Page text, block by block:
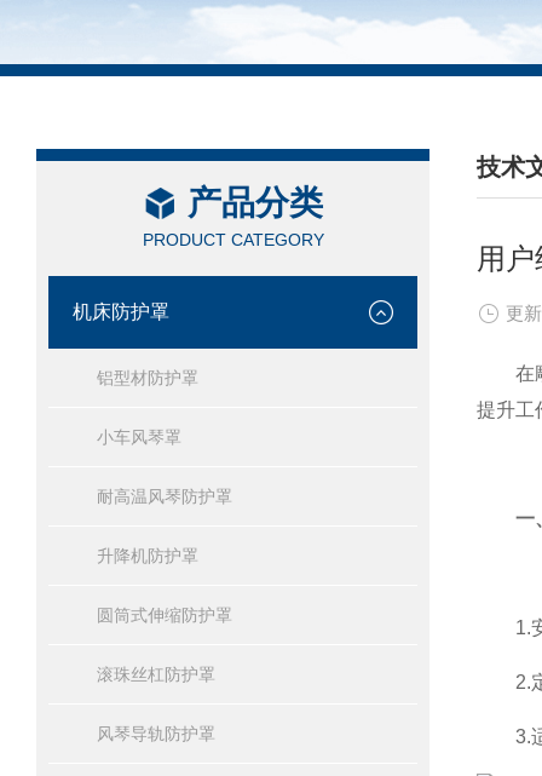
产品分类
PRODUCT CATEGORY
机床防护罩
铝型材防护罩
小车风琴罩
耐高温风琴防护罩
升降机防护罩
圆筒式伸缩防护罩
滚珠丝杠防护罩
风琴导轨防护罩
技术
/
用
更
在雕
提升工
一
1.安
2.定
3.适